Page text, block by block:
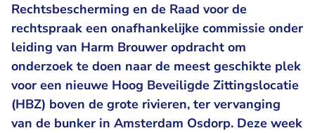
Rechtsbescherming en de Raad voor de
rechtspraak een onafhankelijke commissie onder
leiding van Harm Brouwer opdracht om
onderzoek te doen naar de meest geschikte plek
voor een nieuwe Hoog Beveiligde Zittingslocatie
(HBZ) boven de grote rivieren, ter vervanging
van de bunker in Amsterdam Osdorp. Deze week